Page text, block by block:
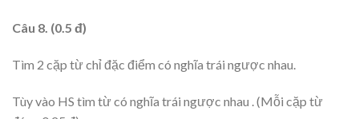
Câu 8. (0.5 đ)
Tìm 2 cặp từ chỉ đặc điểm có nghĩa trái ngược nhau.
Tùy vào HS tìm từ có nghĩa trái ngược nhau . (Mỗi cặp từ